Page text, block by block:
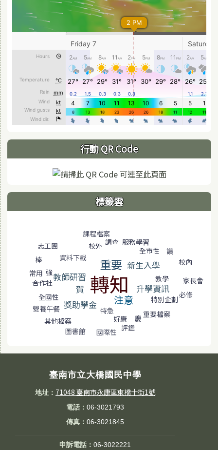
行動 QR Code
標籤雲
課程檔案
志工團
校外 調查 服務學習
棒
資料下載
全市性
重要
讚
常用 強
新生入學 校內
合作社教師研習 轉知
賀 升學資訊
教學
家長會
全國性
獎助學金 注意
必修
營養午餐
特別企劃
特急
其他檔案
好康
重要檔案
評鑑
慶
圖書館
國際性
臺南市立大橋國民中學
地址： 71048 臺南市永康區東橋十街1號
電話：06-3021793
傳真：06-3021845
申訴電話：06-3022221